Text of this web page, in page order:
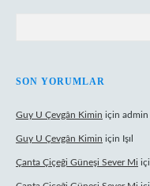
SON YORUMLAR
Guy U Çevgân Kimin için admin
Guy U Çevgân Kimin için Işıl
Çanta Çiçeği Güneşi Sever Mi